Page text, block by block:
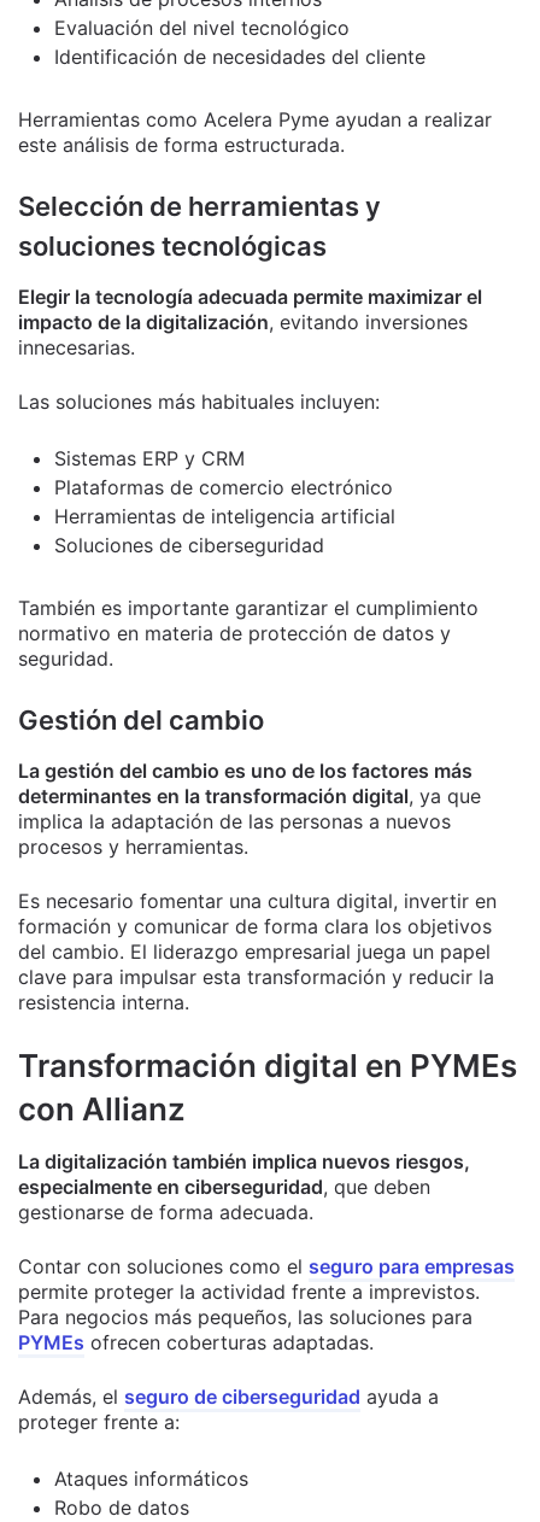
Evaluación del nivel tecnológico
Identificación de necesidades del cliente
Herramientas como Acelera Pyme ayudan a realizar
este análisis de forma estructurada.
Selección de herramientas y
soluciones tecnológicas
Elegir la tecnología adecuada permite maximizar el
impacto de la digitalización, evitando inversiones
innecesarias.
Las soluciones más habituales incluyen:
Sistemas ERP y CRM
Plataformas de comercio electrónico
Herramientas de inteligencia artificial
Soluciones de ciberseguridad
También es importante garantizar el cumplimiento
normativo en materia de protección de datos y
seguridad.
Gestión del cambio
La gestión del cambio es uno de los factores más
determinantes en la transformación digital, ya que
implica la adaptación de las personas a nuevos
procesos y herramientas.
Es necesario fomentar una cultura digital, invertir en
formación y comunicar de forma clara los objetivos
del cambio. El liderazgo empresarial juega un papel
clave para impulsar esta transformación y reducir la
resistencia interna.
Transformación digital en PYMEs
con Allianz
La digitalización también implica nuevos riesgos,
especialmente en ciberseguridad, que deben
gestionarse de forma adecuada.
Contar con soluciones como el seguro para empresas
permite proteger la actividad frente a imprevistos.
Para negocios más pequeños, las soluciones para
PYMEs ofrecen coberturas adaptadas.
Además, el seguro de ciberseguridad ayuda a
proteger frente a:
Ataques informáticos
Robo de datos